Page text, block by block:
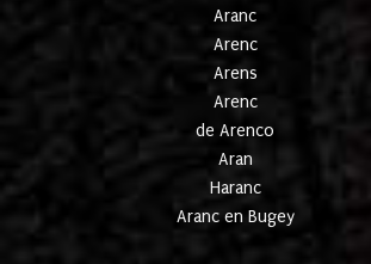
Aranc
Arenc
Arens
Arenc
de Arenco
Aran
Haranc
Aranc en Bugey